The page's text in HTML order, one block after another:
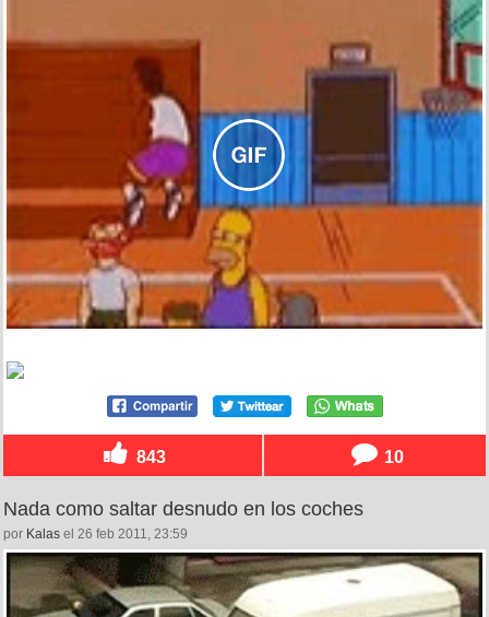
843 10
Nada como saltar desnudo en los coches
por Kalas el 26 feb 2011, 23:59